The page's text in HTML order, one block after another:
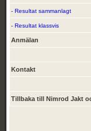
- Resultat sammanlagt
- Resultat klassvis
Anmälan
Kontakt
Tillbaka till Nimrod Jakt